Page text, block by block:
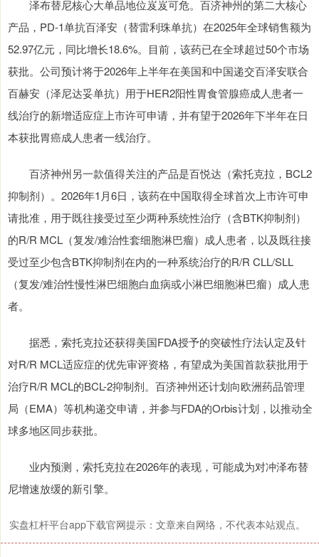
泽布替尼核心大单品地位岌岌可危。百济神州的第二大核心
产品，PD-1单抗百泽安（替雷利珠单抗）在2025年全球销售额为
52.97亿元，同比增长18.6%。目前，该药已在全球超过50个市场
获批。公司预计将于2026年上半年在美国和中国递交百泽安联合
百赫安（泽尼达妥单抗）用于HER2阳性胃食管腺癌成人患者一
线治疗的新增适应症上市许可申请，并有望于2026年下半年在日
本获批胃癌成人患者一线治疗。
百济神州另一款值得关注的产品是百悦达（索托克拉，BCL2
抑制剂）。2026年1月6日，该药在中国取得全球首次上市许可申
请批准，用于既往接受过至少两种系统性治疗（含BTK抑制剂）
的R/R MCL（复发/难治性套细胞淋巴瘤）成人患者，以及既往接
受过至少包含BTK抑制剂在内的一种系统治疗的R/R CLL/SLL
（复发/难治性慢性淋巴细胞白血病或小淋巴细胞淋巴瘤）成人患
者。
据悉，索托克拉还获得美国FDA授予的突破性疗法认定及针
对R/R MCL适应症的优先审评资格，有望成为美国首款获批用于
治疗R/R MCL的BCL-2抑制剂。百济神州还计划向欧洲药品管理
局（EMA）等机构递交申请，并参与FDA的Orbis计划，以推动全
球多地区同步获批。
业内预测，索托克拉在2026年的表现，可能成为对冲泽布替
尼增速放缓的新引擎。
实盘杠杆平台app下载官网提示：文章来自网络，不代表本站观点。